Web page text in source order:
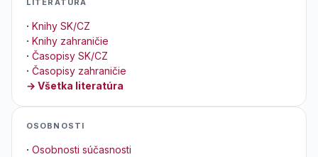
· Knihy SK/CZ
· Knihy zahraničie
· Časopisy SK/CZ
· Časopisy zahraničie
→ Všetka literatúra
OSOBNOSTI
· Osobnosti súčasnosti